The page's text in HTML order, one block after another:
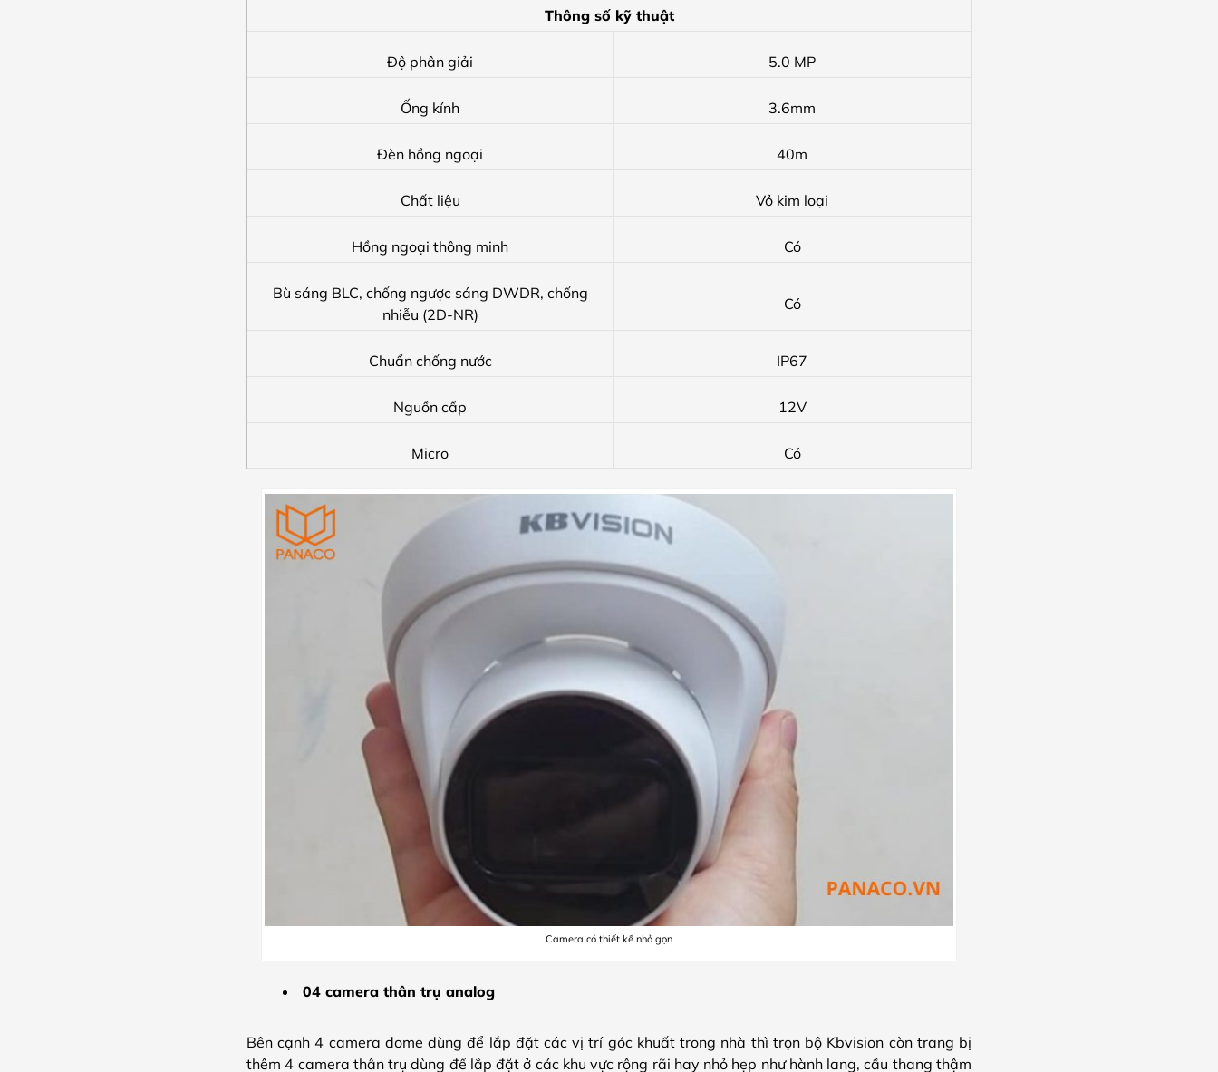
Thông số kỹ thuật
Độ phân giải 5.0 MP
Ống kính 3.6mm
Đèn hồng ngoại 40m
Chất liệu Vỏ kim loại
Hồng ngoại thông minh Có
Bù sáng BLC, chống ngược sáng DWDR, chống
nhiễu (2D-NR)
Có
Chuẩn chống nước IP67
Nguồn cấp 12V
Micro Có
Camera có thiết kế nhỏ gọn
04 camera thân trụ analog
Bên cạnh 4 camera dome dùng để lắp đặt các vị trí góc khuất trong nhà thì trọn bộ Kbvision còn trang bị
thêm 4 camera thân trụ dùng để lắp đặt ở các khu vực rộng rãi hay nhỏ hẹp như hành lang, cầu thang thậm